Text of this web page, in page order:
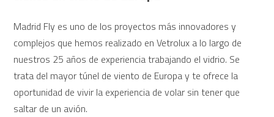
Madrid Fly es uno de los proyectos más innovadores y
complejos que hemos realizado en Vetrolux a lo largo de
nuestros 25 años de experiencia trabajando el vidrio. Se
trata del mayor túnel de viento de Europa y te ofrece la
oportunidad de vivir la experiencia de volar sin tener que
saltar de un avión.